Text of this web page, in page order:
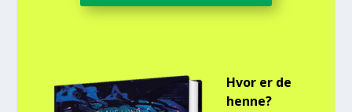
Hvor er de
hen­ne?